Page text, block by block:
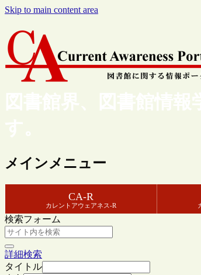
Skip to main content area
図書館界、図書館情
す。
メインメニュー
CA-R
カレントアウェアネス-R
検索フォーム
詳細検索
タイトル